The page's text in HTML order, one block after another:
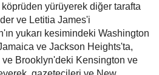
yürüyerek diğer tarafta
ve Letitia James'i
yukarı kesimindeki Washington
ve Jackson Heights'ta,
Brooklyn'deki Kensington ve